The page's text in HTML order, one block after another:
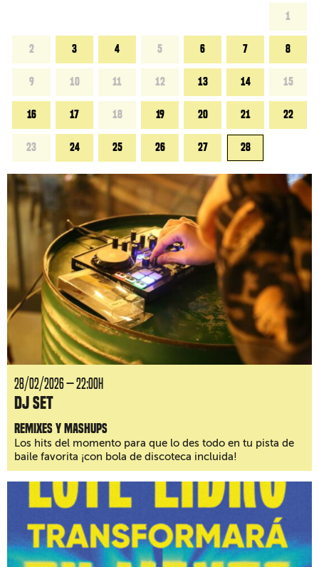
1
2 3 4 5 6 7 8
9 10 11 12 13 14 15
16 17 18 19 20 21 22
23 24 25 26 27 28
28/02/2026 — 22:00H
DJ Set
Remixes y mashups
Los hits del momento para que lo des todo en tu pista de
baile favorita ¡con bola de discoteca incluida!